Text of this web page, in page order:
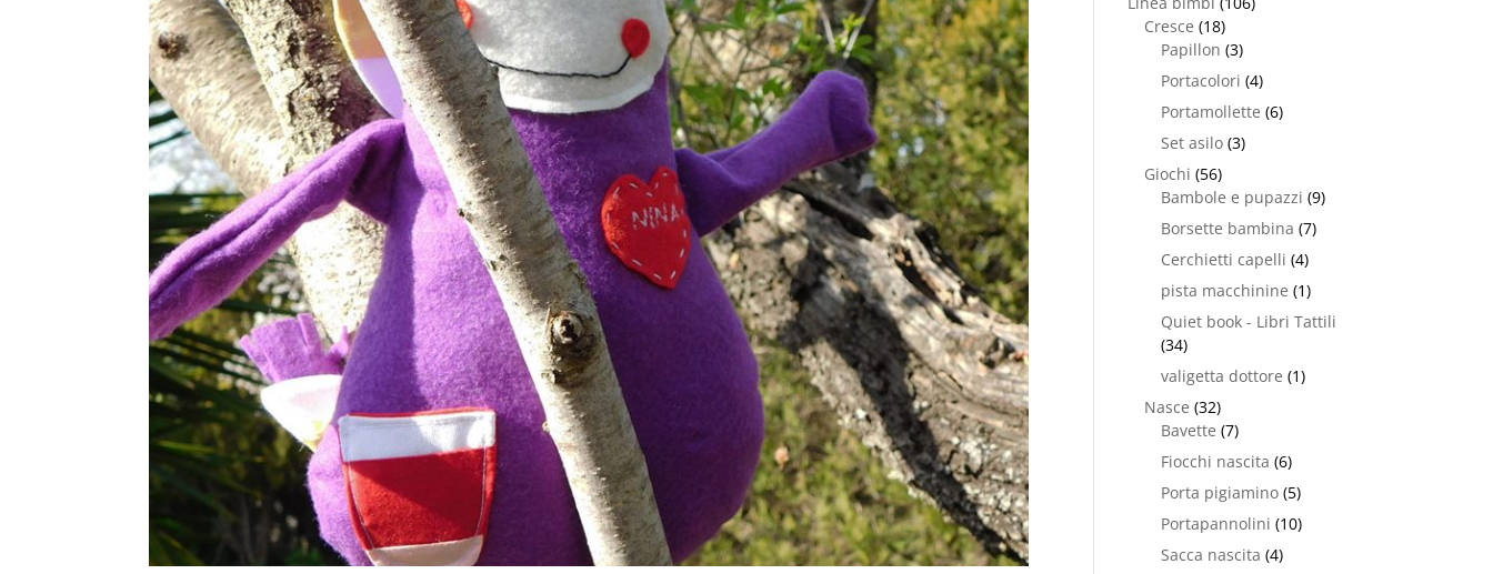
Cresce (18)
Papillon (3)
Portacolori (4)
Portamollette (6)
Set asilo (3)
Giochi (56)
Bambole e pupazzi (9)
Borsette bambina (7)
Cerchietti capelli (4)
pista macchinine (1)
Quiet book - Libri Tattili
(34)
valigetta dottore (1)
Nasce (32)
Bavette (7)
Fiocchi nascita (6)
Porta pigiamino (5)
Portapannolini (10)
Sacca nascita (4)